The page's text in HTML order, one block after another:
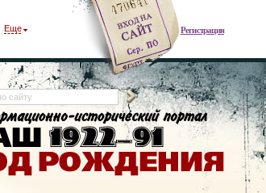
Регистрация
Еще